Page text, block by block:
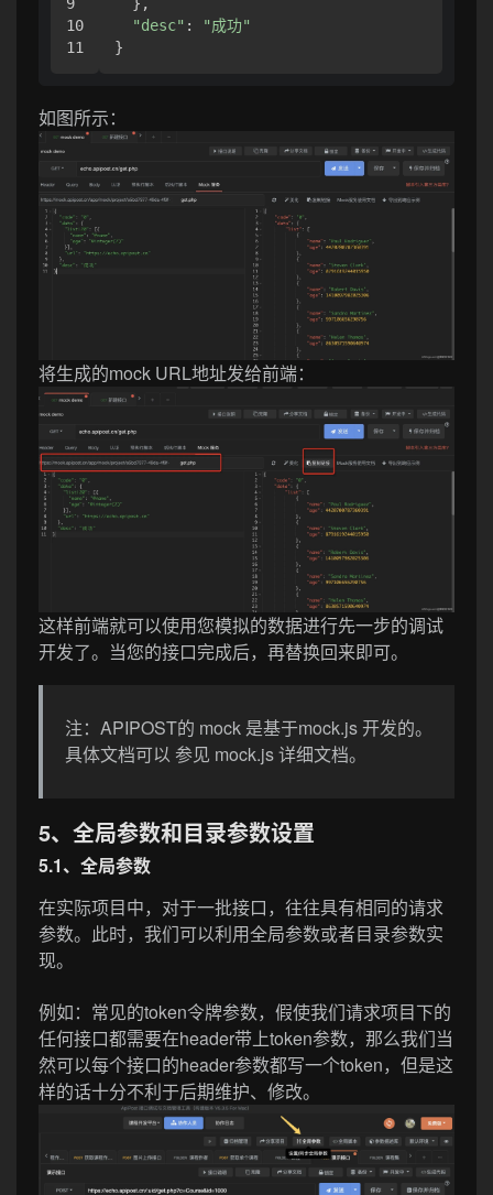
10
"desc" :
"成功"
}
如图所示：
将生成的mock URL地址发给前端：
这样前端就可以使用您模拟的数据进行先一步的调试
开发了。当您的接口完成后，再替换回来即可。
注：APIPOST的 mock 是基于mock.js 开发的。
具体文档可以 参见 mock.js 详细文档。
5、全局参数和目录参数设置
5.1、全局参数
在实际项目中，对于一批接口，往往具有相同的请求
参数。此时，我们可以利用全局参数或者目录参数实
现。
例如：常见的token令牌参数，假使我们请求项目下的
任何接口都需要在header带上token参数，那么我们当
然可以每个接口的header参数都写一个token，但是这
样的话十分不利于后期维护、修改。